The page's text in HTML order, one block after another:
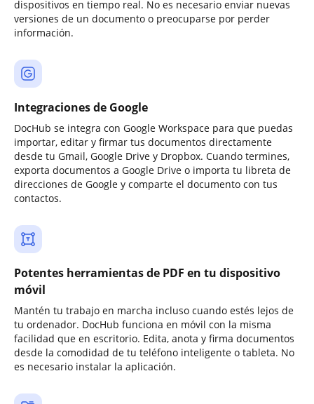
dispositivos en tiempo real. No es necesario enviar nuevas
versiones de un documento o preocuparse por perder
información.
Integraciones de Google
DocHub se integra con Google Workspace para que puedas
importar, editar y firmar tus documentos directamente
desde tu Gmail, Google Drive y Dropbox. Cuando termines,
exporta documentos a Google Drive o importa tu libreta de
direcciones de Google y comparte el documento con tus
contactos.
Potentes herramientas de PDF en tu dispositivo
móvil
Mantén tu trabajo en marcha incluso cuando estés lejos de
tu ordenador. DocHub funciona en móvil con la misma
facilidad que en escritorio. Edita, anota y firma documentos
desde la comodidad de tu teléfono inteligente o tableta. No
es necesario instalar la aplicación.